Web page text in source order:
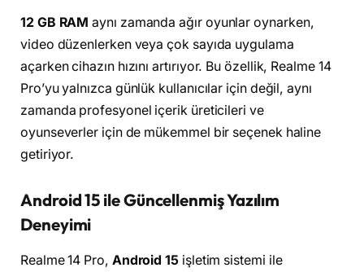
12 GB RAM aynı zamanda ağır oyunlar oynarken,
video düzenlerken veya çok sayıda uygulama
açarken cihazın hızını artırıyor. Bu özellik, Realme 14
Pro’yu yalnızca günlük kullanıcılar için değil, aynı
zamanda profesyonel içerik üreticileri ve
oyunseverler için de mükemmel bir seçenek haline
getiriyor.
Android 15 ile Güncellenmiş Yazılım
Deneyimi
Realme 14 Pro, Android 15 işletim sistemi ile